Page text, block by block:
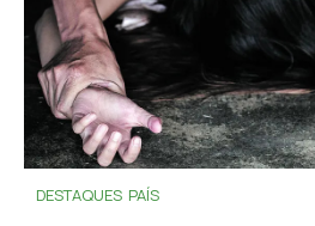
DESTAQUES PAÍS